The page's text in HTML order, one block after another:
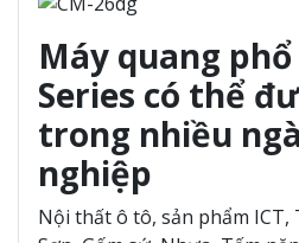
Máy quang phổ
Series có thể
trong nhiều
nghiệp
Nội thất ô tô, sản phẩm ICT,